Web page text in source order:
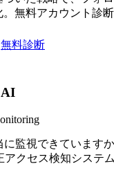
無料アカウント診断
無料診断
AI
監視できています
アクセス検知システム